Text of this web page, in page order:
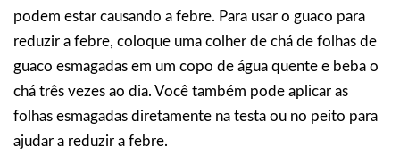
podem estar causando a febre. Para usar o guaco para
reduzir a febre, coloque uma colher de chá de folhas de
guaco esmagadas em um copo de água quente e beba o
chá três vezes ao dia. Você também pode aplicar as
folhas esmagadas diretamente na testa ou no peito para
ajudar a reduzir a febre.